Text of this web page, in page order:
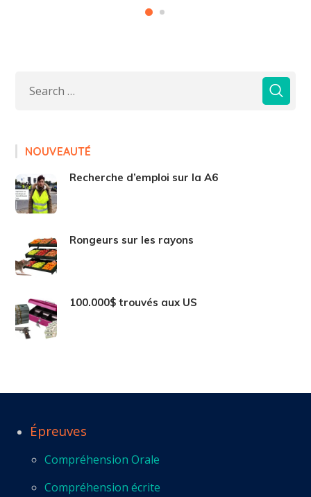
NOUVEAUTÉ
Recherche d’emploi sur la A6
Rongeurs sur les rayons
100.000$ trouvés aux US
Épreuves
Compréhension Orale
Compréhension écrite